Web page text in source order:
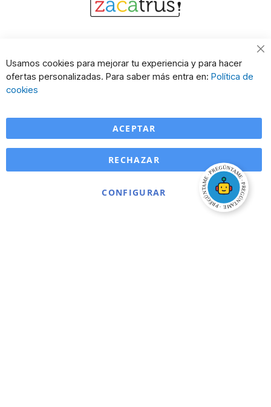
Usamos cookies para mejorar tu experiencia y para hacer
ofertas personalizadas. Para saber más entra en: Política de
cookies
ACEPTAR
CONFIGURAR
RECHAZAR